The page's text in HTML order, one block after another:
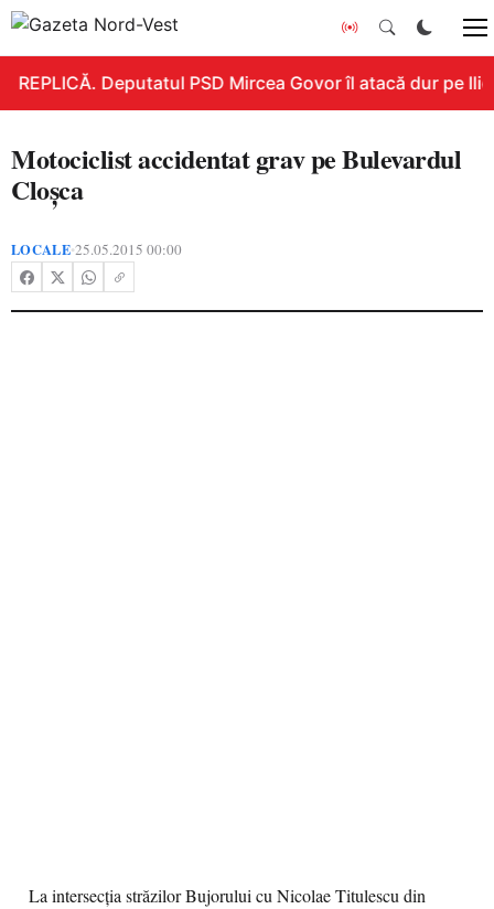
REPLICĂ. Deputatul PSD Mircea Govor îl atacă dur pe
Motociclist accidentat grav pe Bulevardul
Cloşca
LOCALE•25.05.2015 00:00
La intersecţia străzilor Bujorului cu Nicolae Titulescu din